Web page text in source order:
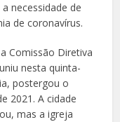
necessidade de
de coronavírus.
Comissão Diretiva
nesta quinta-
postergou o
2021. A cidade
mas a igreja